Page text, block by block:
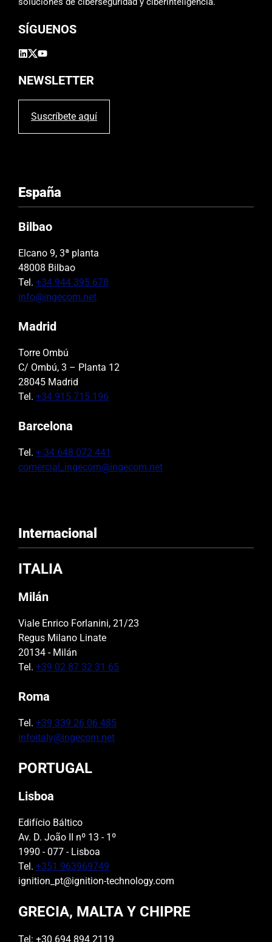
v
c
o
.
SÍGUENOS
NEWSLETTER
Suscríbete aquí
España
Bilbao
Elcano 9, 3ª planta
48008 Bilbao
Tel. +34 944 395 678
info@ingecom.net
Madrid
Torre Ombú
C/ Ombú, 3 – Planta 12
28045 Madrid
Tel. +34 915 715 196
Barcelona
Tel. + 34 648 072 441
comercial_ingecom@ingecom.net
Internacional
ITALIA
Milán
Viale Enrico Forlanini, 21/23
Regus Milano Linate
20134 - Milán
Tel. +39 02 87 32 31 65
Roma
Tel. +39 339 26 06 485
infoitaly@ingecom.net
PORTUGAL
Lisboa
Edifício Báltico
Av. D. João II nº 13 - 1º
1990 - 077 - Lisboa
Tel. +351 963969749
ignition_pt@ignition-technology.com
GRECIA, MALTA Y CHIPRE
Tel: +30 694 894 2119